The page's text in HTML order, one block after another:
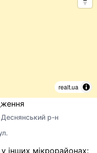
realt.ua
Деснянський р-н
інших мікрорайонах: